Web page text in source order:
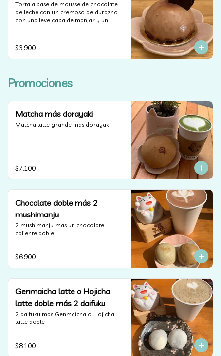
Torta a base de mousse de chocolate
de leche con un cremoso de durazno
con una leve capa de manjar y un
$3.900
Promociones
Matcha más dorayaki
Matcha latte grande mas dorayaki
$7.100
Chocolate doble más 2
mushimanju
2 mushimanju mas un chocolate
caliente doble
$6.900
Genmaicha latte o Hojicha
latte doble más 2 daifuku
2 daifuku mas Genmaicha o Hojicha
latte doble
$8.100